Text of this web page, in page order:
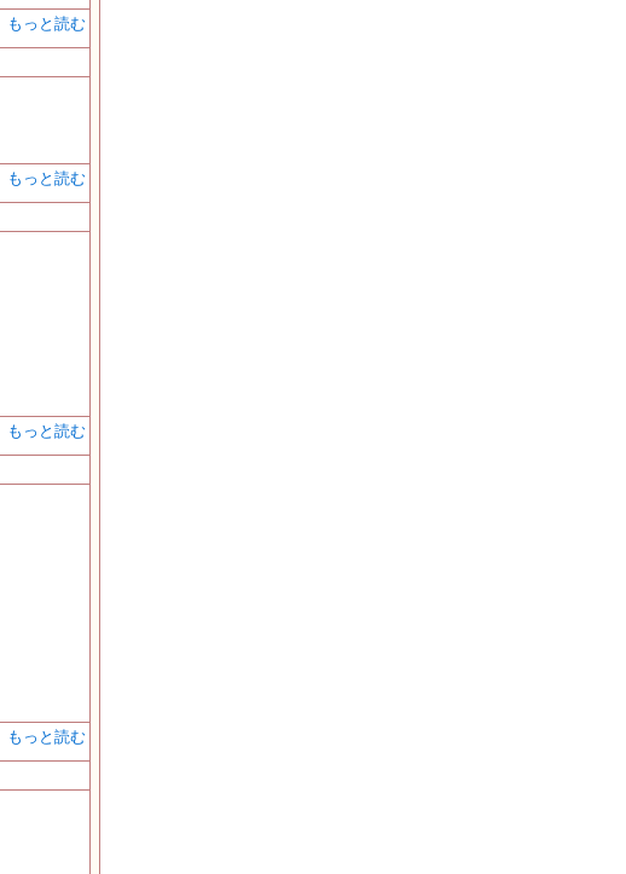
もっと読む
もっと読む
もっと読む
もっと読む